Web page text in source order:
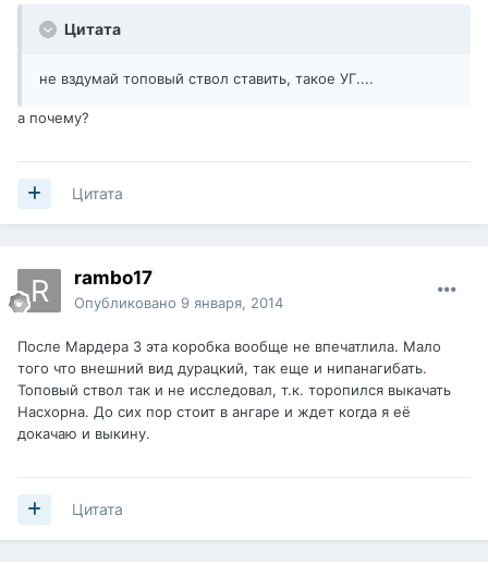
Цитата
не вздумай топовый ствол ставить, такое УГ....
а почему?
Цитата
rambo17
Опубликовано 9 января, 2014
После Мардера 3 эта коробка вообще не впечатлила. Мало
того что внешний вид дурацкий, так еще и нипанагибать.
Топовый ствол так и не исследовал, т.к. торопился выкачать
Насхорна. До сих пор стоит в ангаре и ждет когда я её
докачаю и выкину.
Цитата